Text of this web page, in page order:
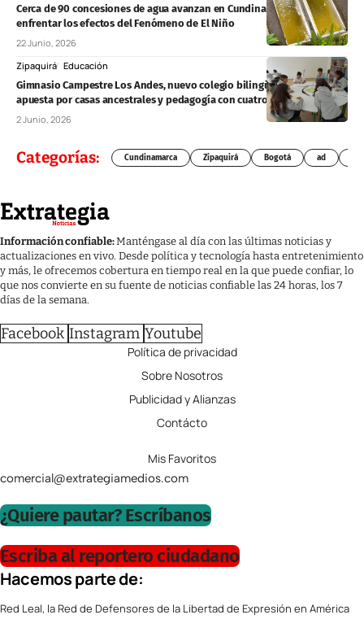
Cerca de 90 concesiones de agua avanzan en Cundinamarca para
enfrentar los efectos del Fenómeno de El Niño
22 Junio, 2026
Zipaquirá Educación
Gimnasio Campestre Los Andes, nuevo colegio bilingüe en Zipaquirá,
apuesta por casas ancestrales y pedagogía con cuatro enfoques
2 Junio, 2026
Categorías: Cundinamarca Zipaquirá Bogotá ad
Información confiable:Manténgase al día con las últimas noticias y
actualizaciones en vivo. Desde política y tecnología hasta entretenimiento
y más, le ofrecemos cobertura en tiempo real en la que puede confiar, lo
que nos convierte en su fuente de noticias confiable las 24 horas, los 7
días de la semana.
Facebook Instagram Youtube
Política de privacidad
Sobre Nosotros
Publicidad y Alianzas
Contácto
Mis Favoritos
comercial@extrategiamedios.com
¿Quiere pautar? Escríbanos
Escriba al reportero ciudadano
Hacemos parte de:
Red Leal, la Red de Defensores de la Libertad de Expresión en América